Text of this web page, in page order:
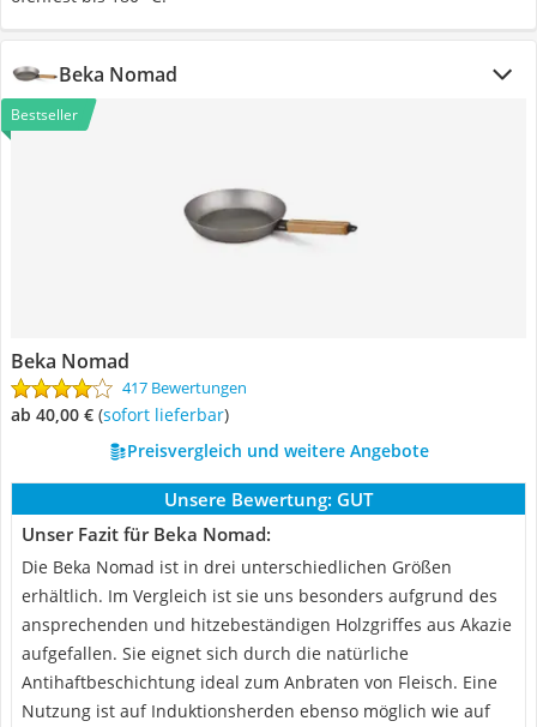
Beka Nomad
Bestseller
Beka Nomad
417 Bewertungen
ab 40,00 € ( Sofort lieferbar)
Preisvergleich und weitere Angebote
Unsere Bewertung: GUT
Unser Fazit für Beka Nomad:
Die Beka Nomad ist in drei unterschiedlichen Größen
erhältlich. Im Vergleich ist sie uns besonders aufgrund des
ansprechenden und hitzebeständigen Holzgriffes aus Akazie
aufgefallen. Sie eignet sich durch die natürliche
Antihaftbeschichtung ideal zum Anbraten von Fleisch. Eine
Nutzung ist auf Induktionsherden ebenso möglich wie auf